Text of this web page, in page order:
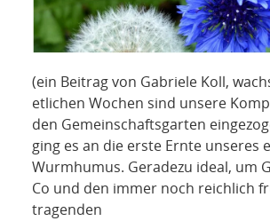
SPONSORING
KONTAKT
(ein Beitrag von Gabriele Koll,
etlichen Wochen sind unsere
den Gemeinschaftsgarten
ging es an die erste Ernte unseres
Wurmhumus. Geradezu ideal, um
Co und den immer noch reichlich
tragenden